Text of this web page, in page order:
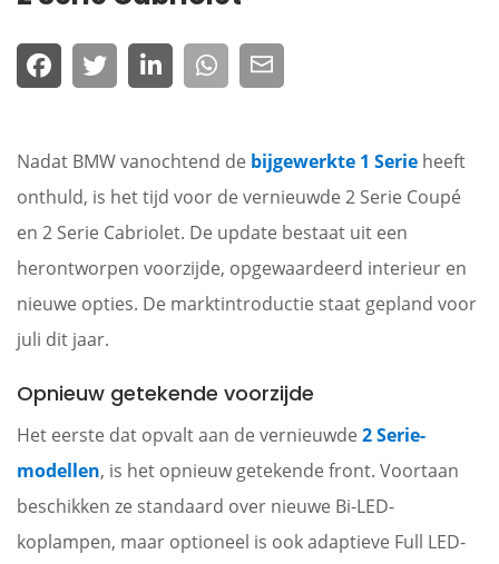
Nadat BMW vanochtend de bijgewerkte 1 Serie heeft
onthuld, is het tijd voor de vernieuwde 2 Serie Coupé
en 2 Serie Cabriolet. De update bestaat uit een
herontworpen voorzijde, opgewaardeerd interieur en
nieuwe opties. De marktintroductie staat gepland voor
juli dit jaar.
Opnieuw getekende voorzijde
Het eerste dat opvalt aan de vernieuwde 2 Serie-
modellen, is het opnieuw getekende front. Voortaan
beschikken ze standaard over nieuwe Bi-LED-
koplampen, maar optioneel is ook adaptieve Full LED-